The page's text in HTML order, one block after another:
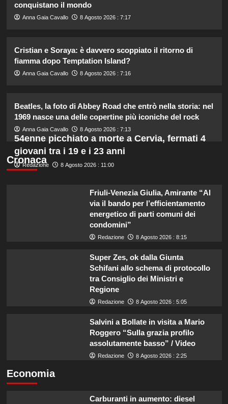
momento in Pronto Soccorso:
“Pressione alta, nausea e mal di
4
finita la relazione con Alessio Pilli
Stella?
sorella in Costa Smeralda: momenti
da ricordare insieme.
conquistano il mondo
Anna Gaia Cavallo 8 Agosto 2026 : 7:17
Cristian e Soraya: è davvero scoppiato il ritorno di
fiamma dopo Temptation Island?
Anna Gaia Cavallo 8 Agosto 2026 : 7:16
Beatles, la foto di Abbey Road che entrò nella storia: nel
1969 nasce una delle copertine più iconiche del rock
Anna Gaia Cavallo 8 Agosto 2026 : 7:13
Cronaca
54enne picchiato a morte a Cervia, fermati 4
giovani tra i 19 e i 23 anni
Redazione 8 Agosto 2026 : 11:00
Friuli-Venezia Giulia, Amirante “Al
via il bando per l’efficientamento
energetico di parti comuni dei
condomini”
Redazione 8 Agosto 2026 : 8:15
Super Zes, ok dalla Giunta
Schifani allo schema di protocollo
tra Consiglio dei Ministri e
Regione
Redazione 8 Agosto 2026 : 5:05
Salvini a Bollate in visita a Mario
Roggero “Sulla grazia profilo
assolutamente basso” / Video
Redazione 8 Agosto 2026 : 2:25
Economia
Carburanti in aumento: diesel